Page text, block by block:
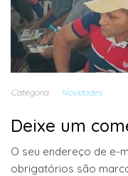
Categoria Novidades
Deixe um
O seu endereço de e-
obrigatórios são